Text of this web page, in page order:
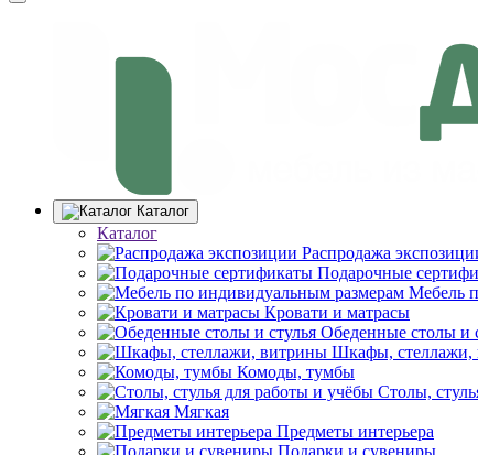
Каталог
Каталог
Распродажа
Подарочные
Мебель
Кровати и матрасы
Обеденные столы и
Шкафы, стеллажи,
Комоды, тумбы
Столы,
Мягкая
Предметы интерьера
Подарки и сувениры